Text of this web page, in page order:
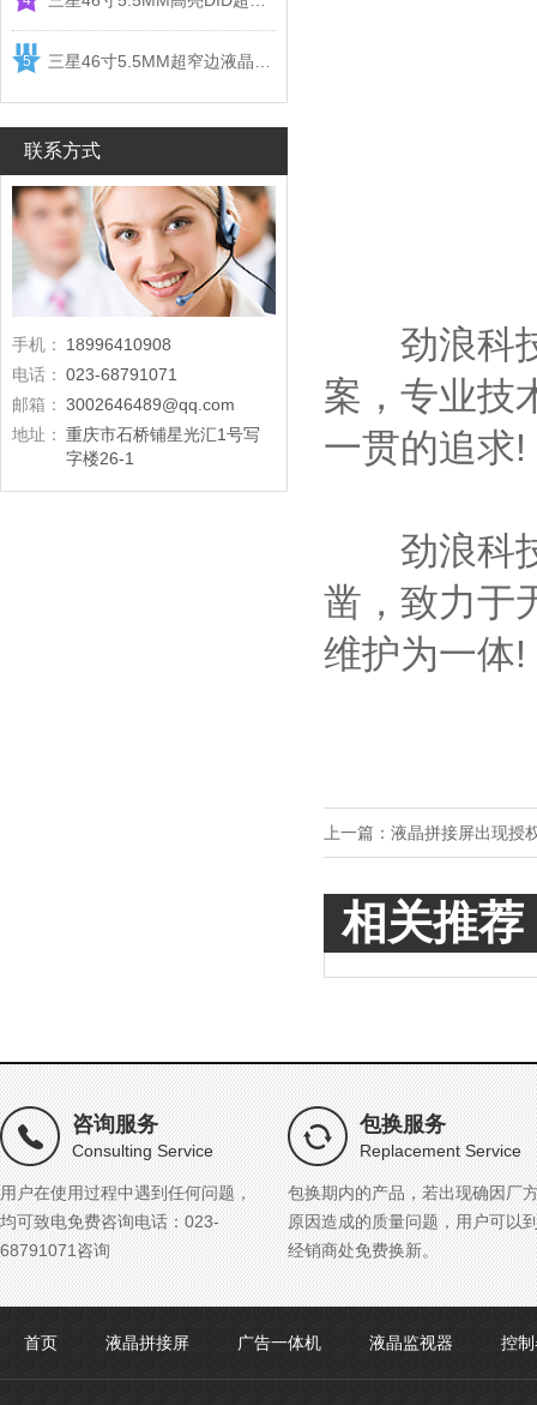
5
联系方式
手机：
18996410908
电话： 023-68791071
邮箱： 3002646489@qq.com
地址： 重庆市石桥铺星光汇1号写
字楼26-1
劲浪科技
案，专业技
一贯的追求!
劲浪科技
凿，致力于
维护为一体!
上一篇： 液晶拼接屏出现授
相关推荐
咨询服务
Consulting Service
用户在使用过程中遇到任何问题，
均可致电免费咨询电话：023-
68791071咨询
包换服务
Replacement Service
包换期内的产品，若出现确因厂
原因造成的质量问题，用户可以
经销商处免费换新。
首页 液晶拼接屏 广告一体机 液晶监视器 控